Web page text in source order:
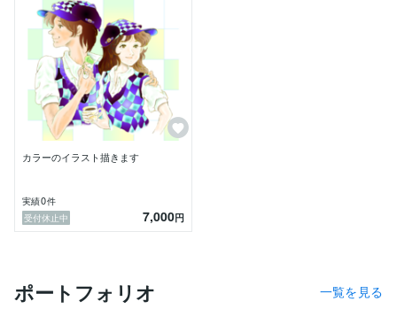
カラーのイラスト描きます
実績0件
受付休止中
7,000円
ポートフォリオ 一覧を見る